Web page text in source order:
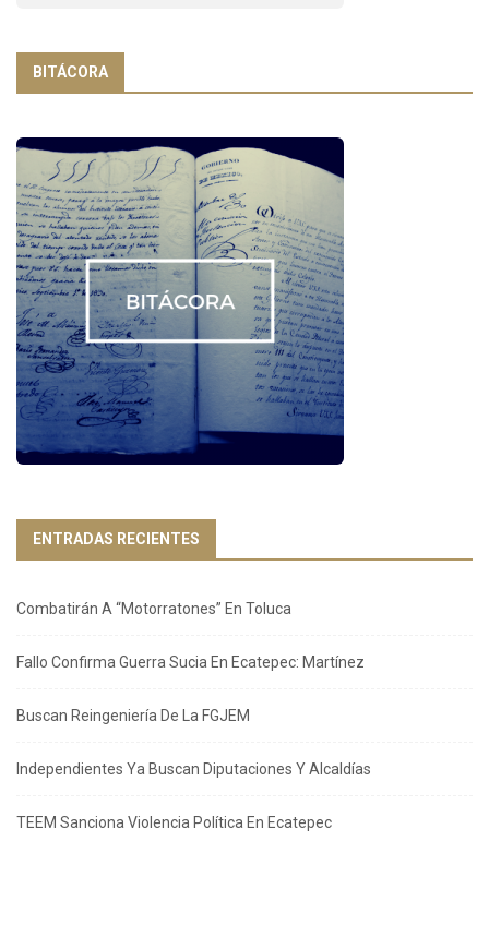
BITÁCORA
ENTRADAS RECIENTES
Combatirán A “Motorratones” En Toluca
Fallo Confirma Guerra Sucia En Ecatepec: Martínez
Buscan Reingeniería De La FGJEM
Independientes Ya Buscan Diputaciones Y Alcaldías
TEEM Sanciona Violencia Política En Ecatepec